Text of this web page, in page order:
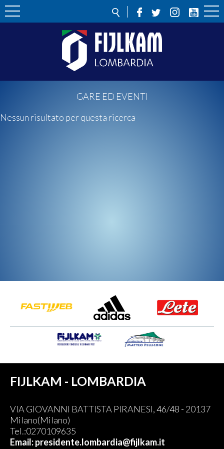
GARE ED EVENTI
Nessun risultato per questa ricerca
FIJLKAM - LOMBARDIA
VIA GIOVANNI BATTISTA PIRANESI, 46/48 - 20137
Milano(Milano)
Tel.:0270109635
Email: presidente.lombardia@fijlkam.it